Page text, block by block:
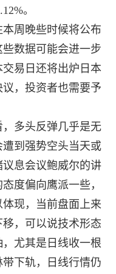
。
周晚些时候将公布
数据可能会进一步
易日还将出炉日本
，投资者也需要予
多头反弹几乎是无
到强势空头当天或
息会议鲍威尔的讲
度偏向鹰派一些，
现，当前盘面上来
，可以说技术形态
尤其是日线收一根
下轨，日线行情仍